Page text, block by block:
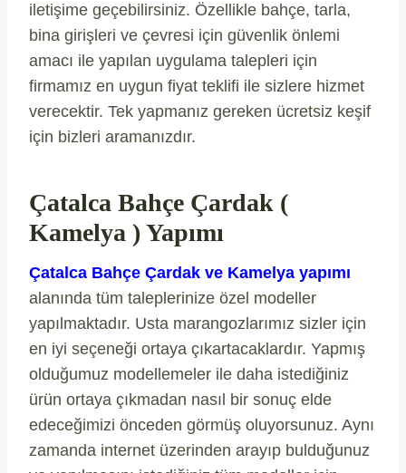
iletişime geçebilirsiniz. Özellikle bahçe, tarla,
bina girişleri ve çevresi için güvenlik önlemi
amacı ile yapılan uygulama talepleri için
firmamız en uygun fiyat teklifi ile sizlere hizmet
verecektir. Tek yapmanız gereken ücretsiz keşif
için bizleri aramanızdır.
Çatalca Bahçe Çardak (
Kamelya ) Yapımı
Çatalca Bahçe Çardak ve Kamelya yapımı
alanında tüm taleplerinize özel modeller
yapılmaktadır. Usta marangozlarımız sizler için
en iyi seçeneği ortaya çıkartacaklardır. Yapmış
olduğumuz modellemeler ile daha istediğiniz
ürün ortaya çıkmadan nasıl bir sonuç elde
edeceğimizi önceden görmüş oluyorsunuz. Aynı
zamanda internet üzerinden arayıp bulduğunuz